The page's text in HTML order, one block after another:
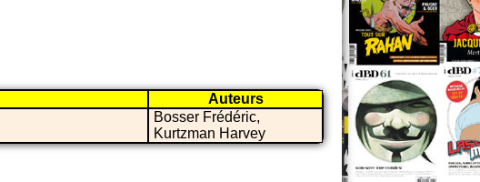
Auteurs
Bosser Frédéric,
Kurtzman Harvey